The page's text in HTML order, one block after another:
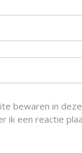
bewaren in
ik een reactie